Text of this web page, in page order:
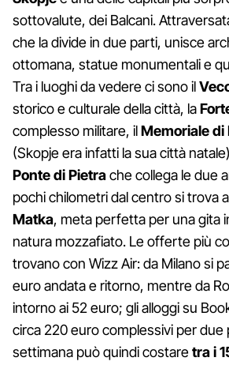
sottovalute, dei Balcani.
che la divide in due parti, unisce
ottomana, statue monumentali e
Tra i luoghi da vedere ci sono il
storico e culturale della città, la
complesso militare, ilMemoriale di
(Skopje era infatti la sua città natale)
Ponte di Pietrache collega le due
pochi chilometri dal centro si trova
Matka, meta perfetta per una gita
natura mozzafiato. Le offerte più
trovano con Wizz Air: da Milano si
euro andata e ritorno, mentre da
intorno ai 52 euro; gli alloggi su
circa 220 euro complessivi per due
settimana può quindi costaretra i